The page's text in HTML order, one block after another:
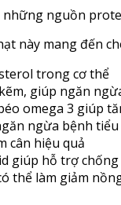
những nguồn
này mang đến
trong cơ thể
giúp ngăn
omega 3 giúp
ngừa bệnh
cân hiệu quả
giúp hỗ trợ
thể làm giảm